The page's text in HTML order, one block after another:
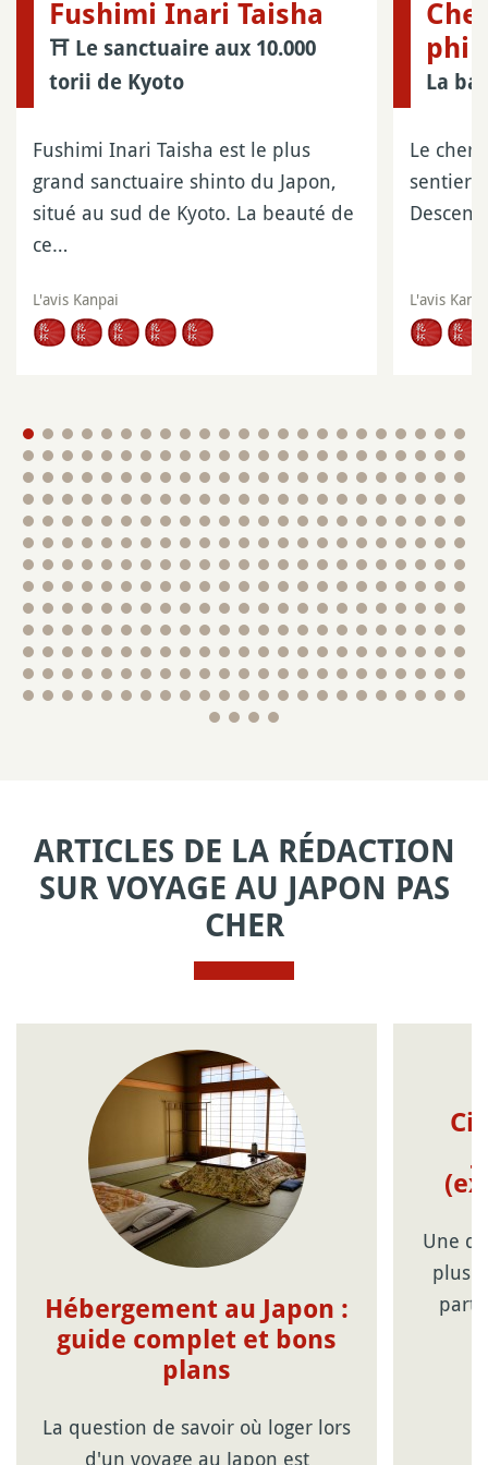
Fushimi Inari Taisha
⛩️ Le sanctuaire aux 10.000
torii de Kyoto
Fushimi Inari Taisha est le plus
grand sanctuaire shinto du Japon,
situé au sud de Kyoto. La beauté de
ce…
L'avis Kanpai
La
Le
sentier
L'avis
ARTICLES DE LA RÉDACTION
SUR VOYAGE AU JAPON PAS
CHER
Hébergement au Japon :
guide complet et bons
plans
La question de savoir où loger lors
d'un voyage au Japon est
Une
plus